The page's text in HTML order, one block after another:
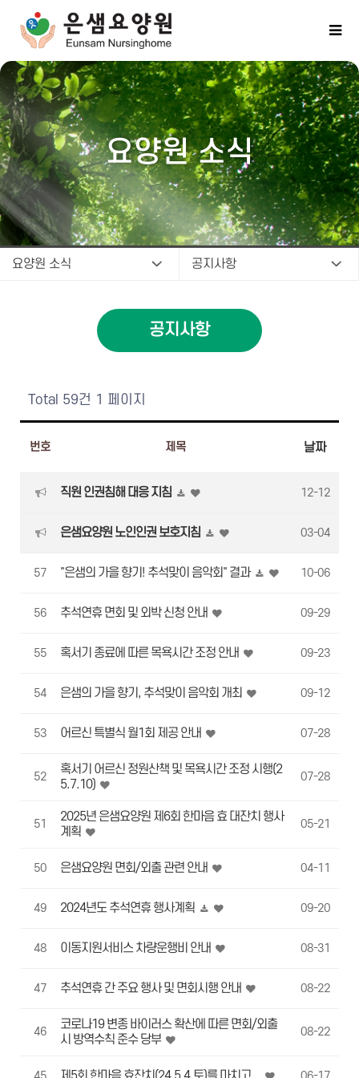
요양원 소식
요양원 소식 공지사항
공지사항
Total 59건 1 페이지
번호 제목 날짜
직원 인권침해 대응 지침 12-12
은샘요양원 노인인권 보호지침 03-04
57 "은샘의 가을 향기! 추석맞이 음악회" 결과 10-06
56 추석연휴 면회 및 외박 신청 안내 09-29
55 혹서기 종료에 따른 목욕시간 조정 안내 09-23
54 은샘의 가을 향기, 추석맞이 음악회 개최 09-12
53 어르신 특별식 월1회 제공 안내 07-28
52
혹서기 어르신 정원산책 및 목욕시간 조정 시행(2
5.7.10)
07-28
51
2025년 은샘요양원 제6회 한마음 효 대잔치 행사
계획
05-21
50 은샘요양원 면회/외출 관련 안내 04-11
49 2024년도 추석연휴 행사계획 09-20
48 이동지원서비스 차량운행비 안내 08-31
47 추석연휴 간 주요 행사 및 면회시행 안내 08-22
46
코로나19 변종 바이러스 확산에 따른 면회/외출
시 방역수칙 준수 당부
08-22